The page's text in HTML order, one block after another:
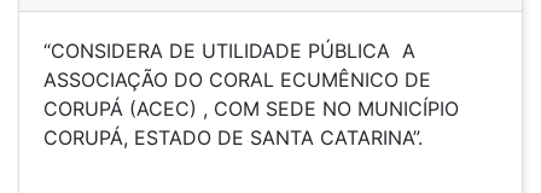
“CONSIDERA DE UTILIDADE PÚBLICA A
ASSOCIAÇÃO DO CORAL ECUMÊNICO DE
CORUPÁ (ACEC) , COM SEDE NO MUNICÍPIO
CORUPÁ, ESTADO DE SANTA CATARINA”.